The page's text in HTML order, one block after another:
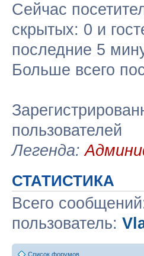
Сейчас
скрытых: 0 и
последние 5
Больше всего
пользователей
Легенда:
СТАТИСТИКА
Всего
пользователь:
Список форумов